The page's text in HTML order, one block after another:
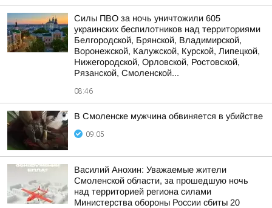
Силы ПВО за ночь уничтожили 605
украинских беспилотников над территориями
Белгородской, Брянской, Владимирской,
Воронежской, Калужской, Курской, Липецкой,
Нижегородской, Орловской, Ростовской,
Рязанской, Смоленской...
08:46
В Смоленске мужчина обвиняется в убийстве
09:05
Василий Анохин: Уважаемые жители
Смоленской области, за прошедшую ночь
над территорией региона силами
Министерства обороны России сбиты 20